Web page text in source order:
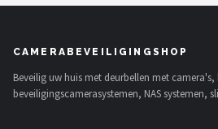
CAMERABEVEILIGINGSHOP
Beveilig uw huis met deurbellen met
beveiligingscamerasystemen, NAS systemen,